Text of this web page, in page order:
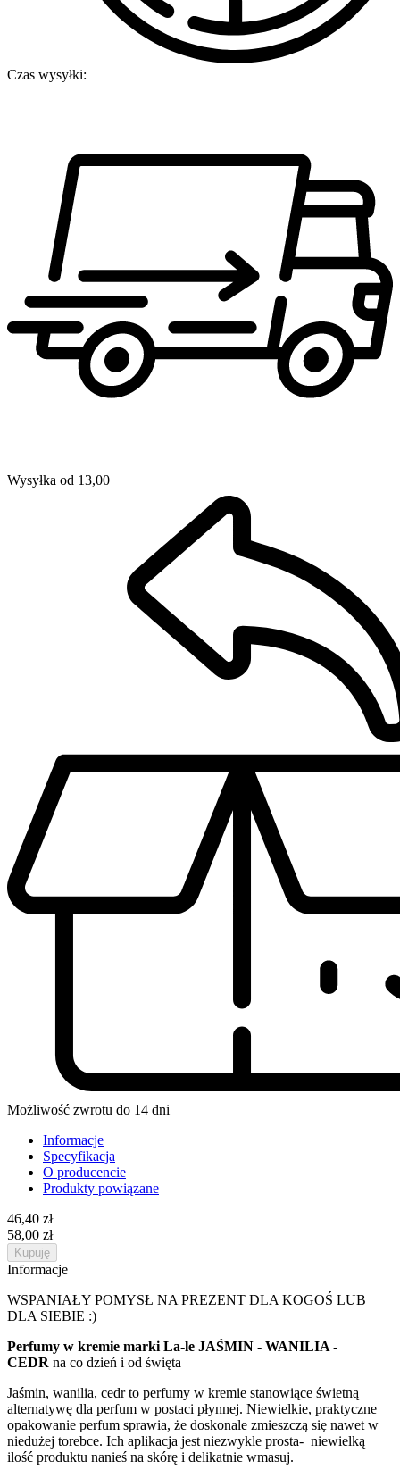
Czas wysyłki:
Wysyłka od 13,00
Możliwość zwrotu do 14 dni
Informacje
Specyfikacja
O producencie
Produkty powiązane
46,40 zł
58,00 zł
Kupuję
Informacje
WSPANIAŁY POMYSŁ NA PREZENT DLA KOGOŚ LUB
DLA SIEBIE :)
Perfumy w kremie marki La-le JAŚMIN - WANILIA -
CEDR na co dzień i od święta
Jaśmin, wanilia, cedr to perfumy w kremie stanowiące świetną
alternatywę dla perfum w postaci płynnej. Niewielkie, praktyczne
opakowanie perfum sprawia, że doskonale zmieszczą się nawet w
niedużej torebce. Ich aplikacja jest niezwykle prosta- niewielką
ilość produktu nanieś na skórę i delikatnie wmasuj.